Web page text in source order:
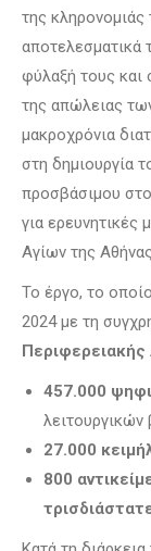
της κληρονομιάς
αποτελεσματικά
φύλαξή τους και
της απώλειας
μακροχρόνια
στη δημιουργία
προσβάσιμου
για ερευνητικές
Αγίων της
Το έργο, το
2024 με τη
457.000
λειτουργικών
27.000
800